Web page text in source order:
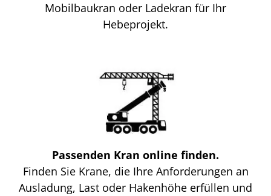
Mobilbaukran oder Ladekran für Ihr
Hebeprojekt.
Passenden Kran online finden.
Finden Sie Krane, die Ihre Anforderungen an
Ausladung, Last oder Hakenhöhe erfüllen und